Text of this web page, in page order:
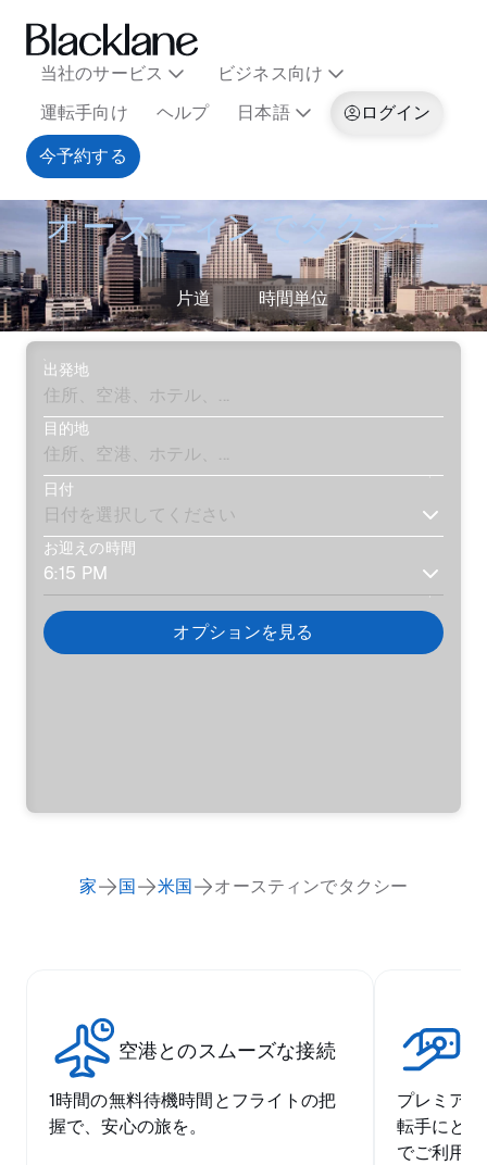
当社のサービス
ビジネス向け
運転手向け
ヘルプ 日本語
ログイン
今予約する
オースティンでタクシー
片道 時間単位
出発地
目的地
日付
お迎えの時間
オプションを見る
家 国 米国 オースティンでタクシー
空港とのスムーズな接続
1時間の無料待機時間とフライトの把
握で、安心の旅を。
プレミア
転手にと
でご利用